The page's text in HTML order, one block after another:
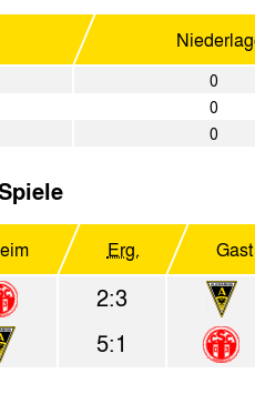
0
0
0
Erg. Gast
2:3
5:1